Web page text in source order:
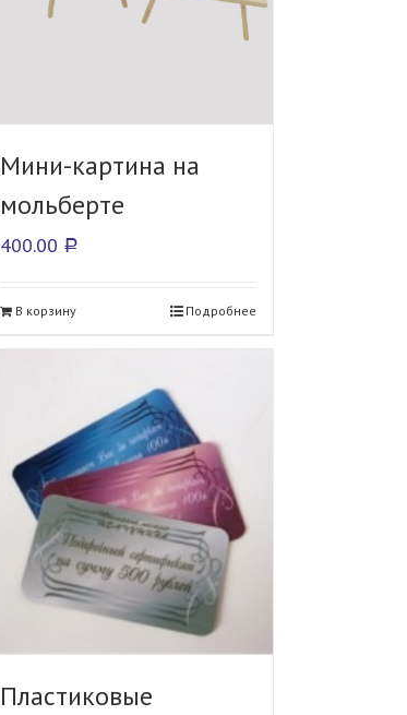
Мини-картина на
мольберте
400.00 Р
В корзину Подробнее
Пластиковые